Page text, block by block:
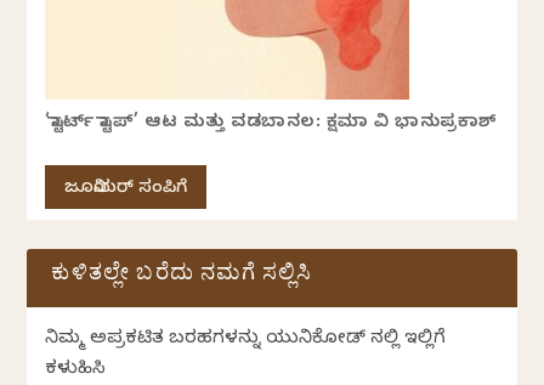
‘ಸ್ಟಾರ್ಟ್ ಸ್ಟಾಪ್’ ಆಟ ಮತ್ತು ವಡಬಾನಲ: ಕ್ಷಮಾ ವಿ ಭಾನುಪ್ರಕಾಶ್
ಜೂನಿಯರ್ ಸಂಪಿಗೆ
ಕುಳಿತಲ್ಲೇ ಬರೆದು ನಮಗೆ ಸಲ್ಲಿಸಿ
ನಿಮ್ಮ ಅಪ್ರಕಟಿತ ಬರಹಗಳನ್ನು ಯುನಿಕೋಡ್ ನಲ್ಲಿ ಇಲ್ಲಿಗೆ
ಕಳುಹಿಸಿ